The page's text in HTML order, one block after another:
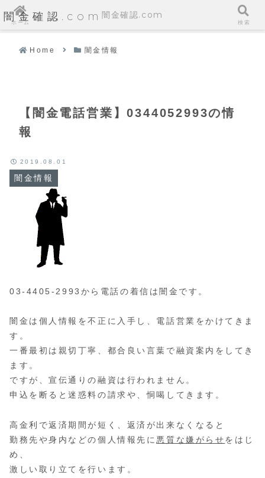
闇金確認.com
Home 闇金情報
【闇金電話営業】0344052993の情
報
闇金情報
2019.08.01
03-4405-2993から電話の着信は闇金です。
闇金は個人情報を不正に入手し、電話営業をかけてきま
す。
一番最初は親切丁寧、都合良い言葉で融資案内をしてき
ます。
ですが、宣伝通りの融資は行われません。
申込を断ると迷惑料の請求や、恫喝してきます。
高金利で返済期間が短く、返済が出来なくなると
勤務先や身内などの個人情報先に 悪質な嫌がらせをはじ
め、
激しい取り立てを行います。
ホーム
闇金確認.com
検索